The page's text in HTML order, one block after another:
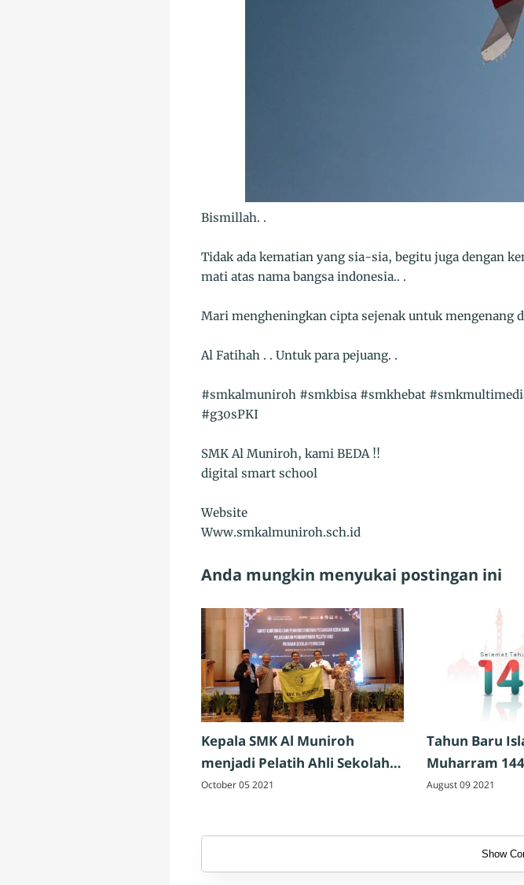
Bismillah. .
Tidak ada kematian yang sia-sia, begitu juga dengan
mati atas nama bangsa indonesia.. .
Mari mengheningkan cipta sejenak untuk mengenang
Al Fatihah . . Untuk para pejuang. .
#smkalmuniroh #smkbisa #smkhebat
#g30sPKI
SMK Al Muniroh, kami BEDA !!
digital smart school
Website
Www.smkalmuniroh.sch.id
Anda mungkin menyukai postingan ini
Kepala SMK Al Muniroh
menjadi Pelatih Ahli Sekolah
Penggerak
October 05 2021
Tahun Baru
Muharram
August 09 2021
Show